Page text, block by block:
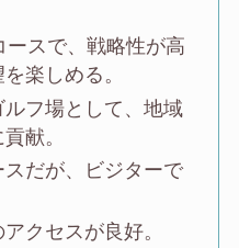
スで、戦略性が高
楽しめる。
フ場として、地域
献。
だが、ビジターで
クセスが良好。